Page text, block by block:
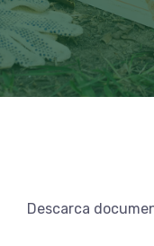
Descarca